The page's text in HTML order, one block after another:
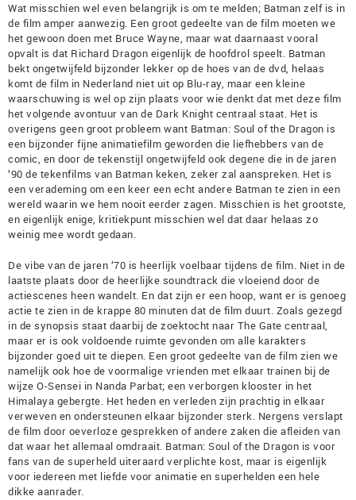
Wat misschien wel even belangrijk is om te melden; Batman zelf is in
de film amper aanwezig. Een groot gedeelte van de film moeten we
het gewoon doen met Bruce Wayne, maar wat daarnaast vooral
opvalt is dat Richard Dragon eigenlijk de hoofdrol speelt. Batman
bekt ongetwijfeld bijzonder lekker op de hoes van de dvd, helaas
komt de film in Nederland niet uit op Blu-ray, maar een kleine
waarschuwing is wel op zijn plaats voor wie denkt dat met deze film
het volgende avontuur van de Dark Knight centraal staat. Het is
overigens geen groot probleem want Batman: Soul of the Dragon is
een bijzonder fijne animatiefilm geworden die liefhebbers van de
comic, en door de tekenstijl ongetwijfeld ook degene die in de jaren
’90 de tekenfilms van Batman keken, zeker zal aanspreken. Het is
een verademing om een keer een echt andere Batman te zien in een
wereld waarin we hem nooit eerder zagen. Misschien is het grootste,
en eigenlijk enige, kritiekpunt misschien wel dat daar helaas zo
weinig mee wordt gedaan.
De vibe van de jaren ’70 is heerlijk voelbaar tijdens de film. Niet in de
laatste plaats door de heerlijke soundtrack die vloeiend door de
actiescenes heen wandelt. En dat zijn er een hoop, want er is genoeg
actie te zien in de krappe 80 minuten dat de film duurt. Zoals gezegd
in de synopsis staat daarbij de zoektocht naar The Gate centraal,
maar er is ook voldoende ruimte gevonden om alle karakters
bijzonder goed uit te diepen. Een groot gedeelte van de film zien we
namelijk ook hoe de voormalige vrienden met elkaar trainen bij de
wijze O-Sensei in Nanda Parbat; een verborgen klooster in het
Himalaya gebergte. Het heden en verleden zijn prachtig in elkaar
verweven en ondersteunen elkaar bijzonder sterk. Nergens verslapt
de film door oeverloze gesprekken of andere zaken die afleiden van
dat waar het allemaal omdraait. Batman: Soul of the Dragon is voor
fans van de superheld uiteraard verplichte kost, maar is eigenlijk
voor iedereen met liefde voor animatie en superhelden een hele
dikke aanrader.